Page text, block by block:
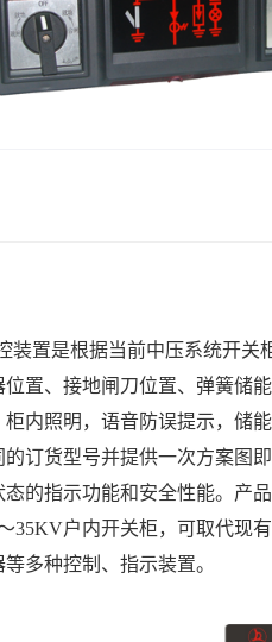
装置是根据当前中压系统开关
置、接地闸刀位置、弹簧储
内照明，语音防误提示，储
订货型号并提供一次方案图
的指示功能和安全性能。产品
35KV户内开关柜， 可取代现
多种控制、指示装置。